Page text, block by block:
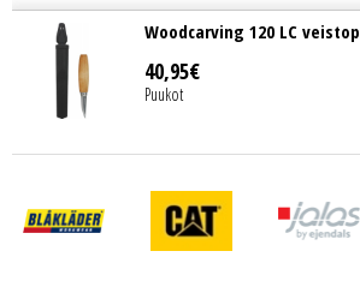
Woodcarving 120 LC
40,95€
Puukot